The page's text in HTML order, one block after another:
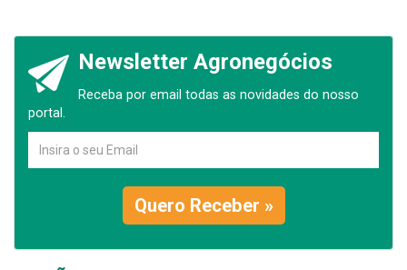
Newsletter Agronegócios
Receba por email todas as novidades do nosso
portal.
Quero Receber »